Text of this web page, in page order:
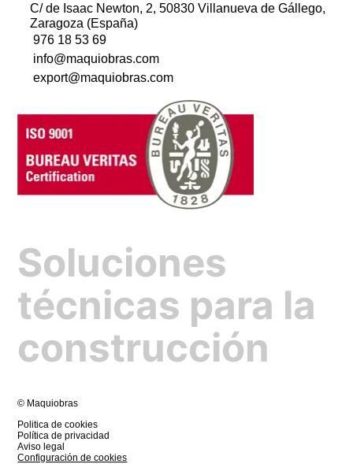
C/ de Isaac Newton, 2, 50830 Villanueva de Gállego,
Zaragoza (España)
976 18 53 69
info@maquiobras.com
export@maquiobras.com
Soluciones
técnicas para la
construcción
© Maquiobras
Politica de cookies
Política de privacidad
Aviso legal
Configuración de cookies